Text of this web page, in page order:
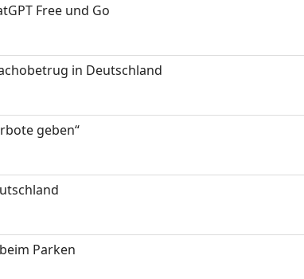
Free und Go
in Deutschland
geben“
Parken